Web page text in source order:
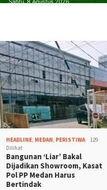
HEADLINE, MEDAN, PERISTIWA
129
Dilihat
Bangunan ‘Liar’ Bakal
Dijadikan Showroom, Kasat
Pol PP Medan Harus
Bertindak